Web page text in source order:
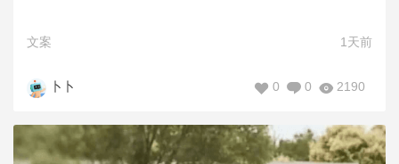
文案 1天前
卜卜 2190
0
0